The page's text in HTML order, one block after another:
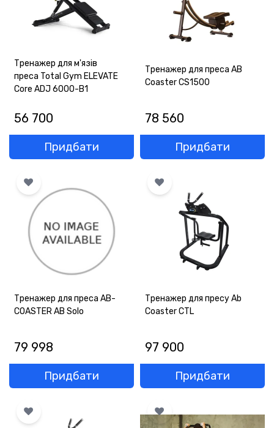
Тренажер для м'язів
преса Total Gym ELEVATE
Core ADJ 6000-B1
56 700
Придбати
Тренажер для преса AB
Coaster CS1500
78 560
Придбати
Тренажер для преса AB-
COASTER AB Solo
79 998
Придбати
Тренажер для пресу Ab
Coaster CTL
97 900
Придбати